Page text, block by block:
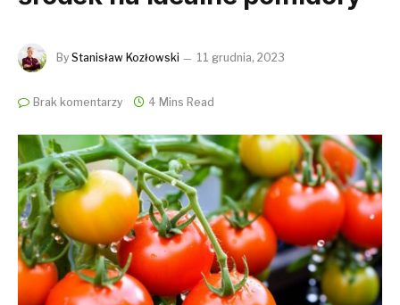
By Stanisław Kozłowski 11 grudnia, 2023
Brak komentarzy 4 Mins Read